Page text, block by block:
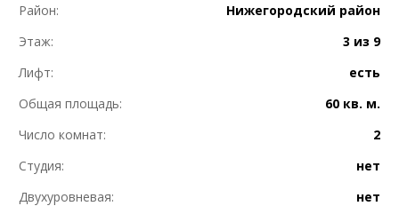
Район:
Нижегородский район
Этаж:
3 из 9
Лифт:
есть
Общая площадь:
60 кв. м.
Число комнат:
2
Студия:
нет
Двухуровневая:
нет